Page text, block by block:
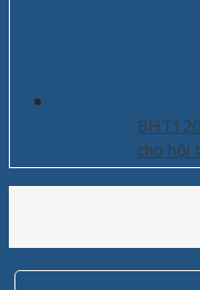
cho hội